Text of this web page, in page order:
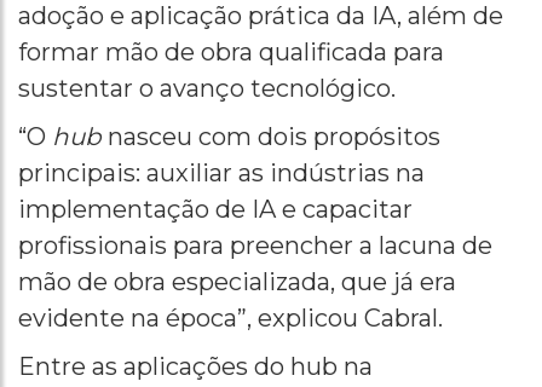
adoção e aplicação prática da IA, além de
formar mão de obra qualificada para
sustentar o avanço tecnológico.
“O hubnasceu com dois propósitos
principais: auxiliar as indústrias na
implementação de IA e capacitar
profissionais para preencher a lacuna de
mão de obra especializada, que já era
evidente na época”, explicou Cabral.
Entre as aplicações do hub na